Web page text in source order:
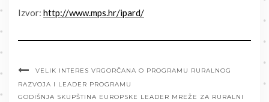
Izvor: http://www.mps.hr/ipard/
VELIK INTERES VRGORČANA O PROGRAMU RURALNOG
RAZVOJA I LEADER PROGRAMU
GODIŠNJA SKUPŠTINA EUROPSKE LEADER MREŽE ZA RURALNI